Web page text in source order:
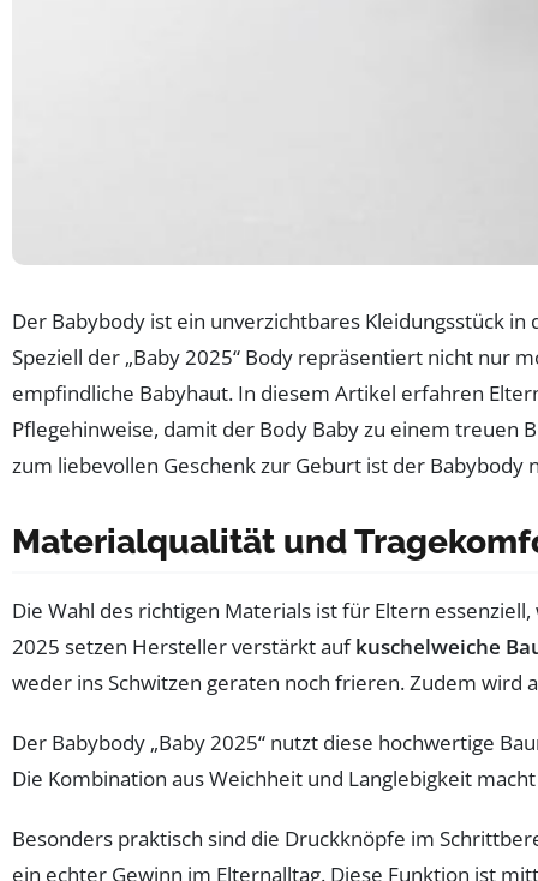
Der Babybody ist ein unverzichtbares Kleidungsstück
Speziell der „Baby 2025“ Body repräsentiert nicht nur
empfindliche Babyhaut. In diesem Artikel erfahren
Pflegehinweise, damit der Body Baby zu einem treuen
zum liebevollen Geschenk zur Geburt ist der
Materialqualität und
Die Wahl des richtigen Materials ist für Eltern
2025 setzen Hersteller verstärkt aufkuschelweiche
weder ins Schwitzen geraten noch frieren. Zudem
Der Babybody „Baby 2025“ nutzt diese hochwertige
Die Kombination aus Weichheit und Langlebigkeit
Besonders praktisch sind die Druckknöpfe im
ein echter Gewinn im Elternalltag. Diese Funktion ist